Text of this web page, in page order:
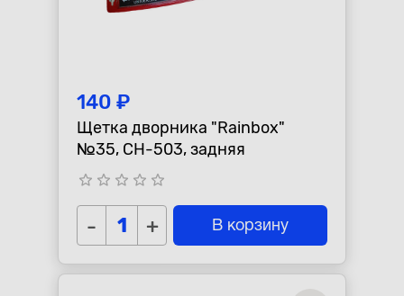
140 ₽
Щетка дворника "Rainbox"
№35, CH-503, задняя
star_border star_border star_border star_border star_border
- + В корзину